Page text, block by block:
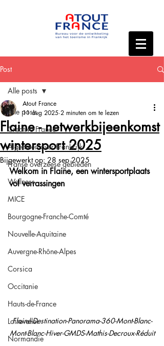
Post
Alle posts
Creative France
Algemeen over Frankrijk
Franse overzeese gebieden
Wellness
MICE
Bourgogne-Franche-Comté
Nouvelle-Aquitaine
Auvergne-Rhône-Alpes
Corsica
Occitanie
Hauts-de-France
Loirevallei
Normandie
Alle posts
Flaine - netwerkbijeenkomst
wintersport 2025
Atout France
11 aug 2025 2 minuten om te lezen
Bijgewerkt op: 28 sep 2025
Welkom in Flaine, een wintersportplaats
vol verrassingen
Flaine-Destination-Panorama-360-Mont-Blanc-
Mont-Blanc-Hiver-GMDS-Mathis-Decroux-Réduit